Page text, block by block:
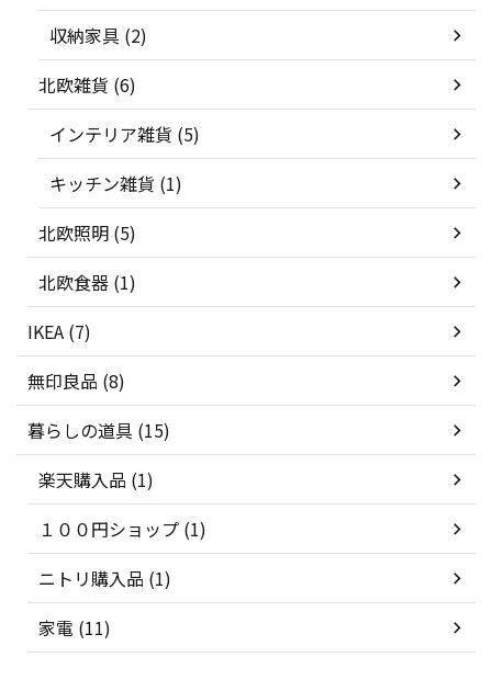
収納家具 (2)
北欧雑貨 (6)
インテリア雑貨 (5)
キッチン雑貨 (1)
北欧照明 (5)
北欧食器 (1)
IKEA (7)
無印良品 (8)
暮らしの道具 (15)
楽天購入品 (1)
１００円ショップ (1)
ニトリ購入品 (1)
家電 (11)